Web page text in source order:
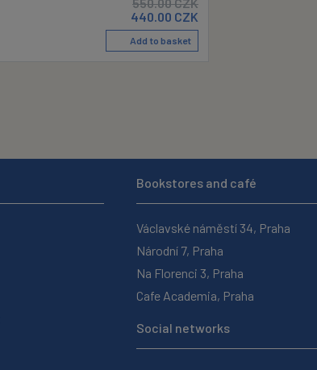
440.00 CZK
Add to basket
Bookstores and café
Václavské náměstí 34, Praha
Národní 7, Praha
Na Florenci 3, Praha
Cafe Academia, Praha
Social networks